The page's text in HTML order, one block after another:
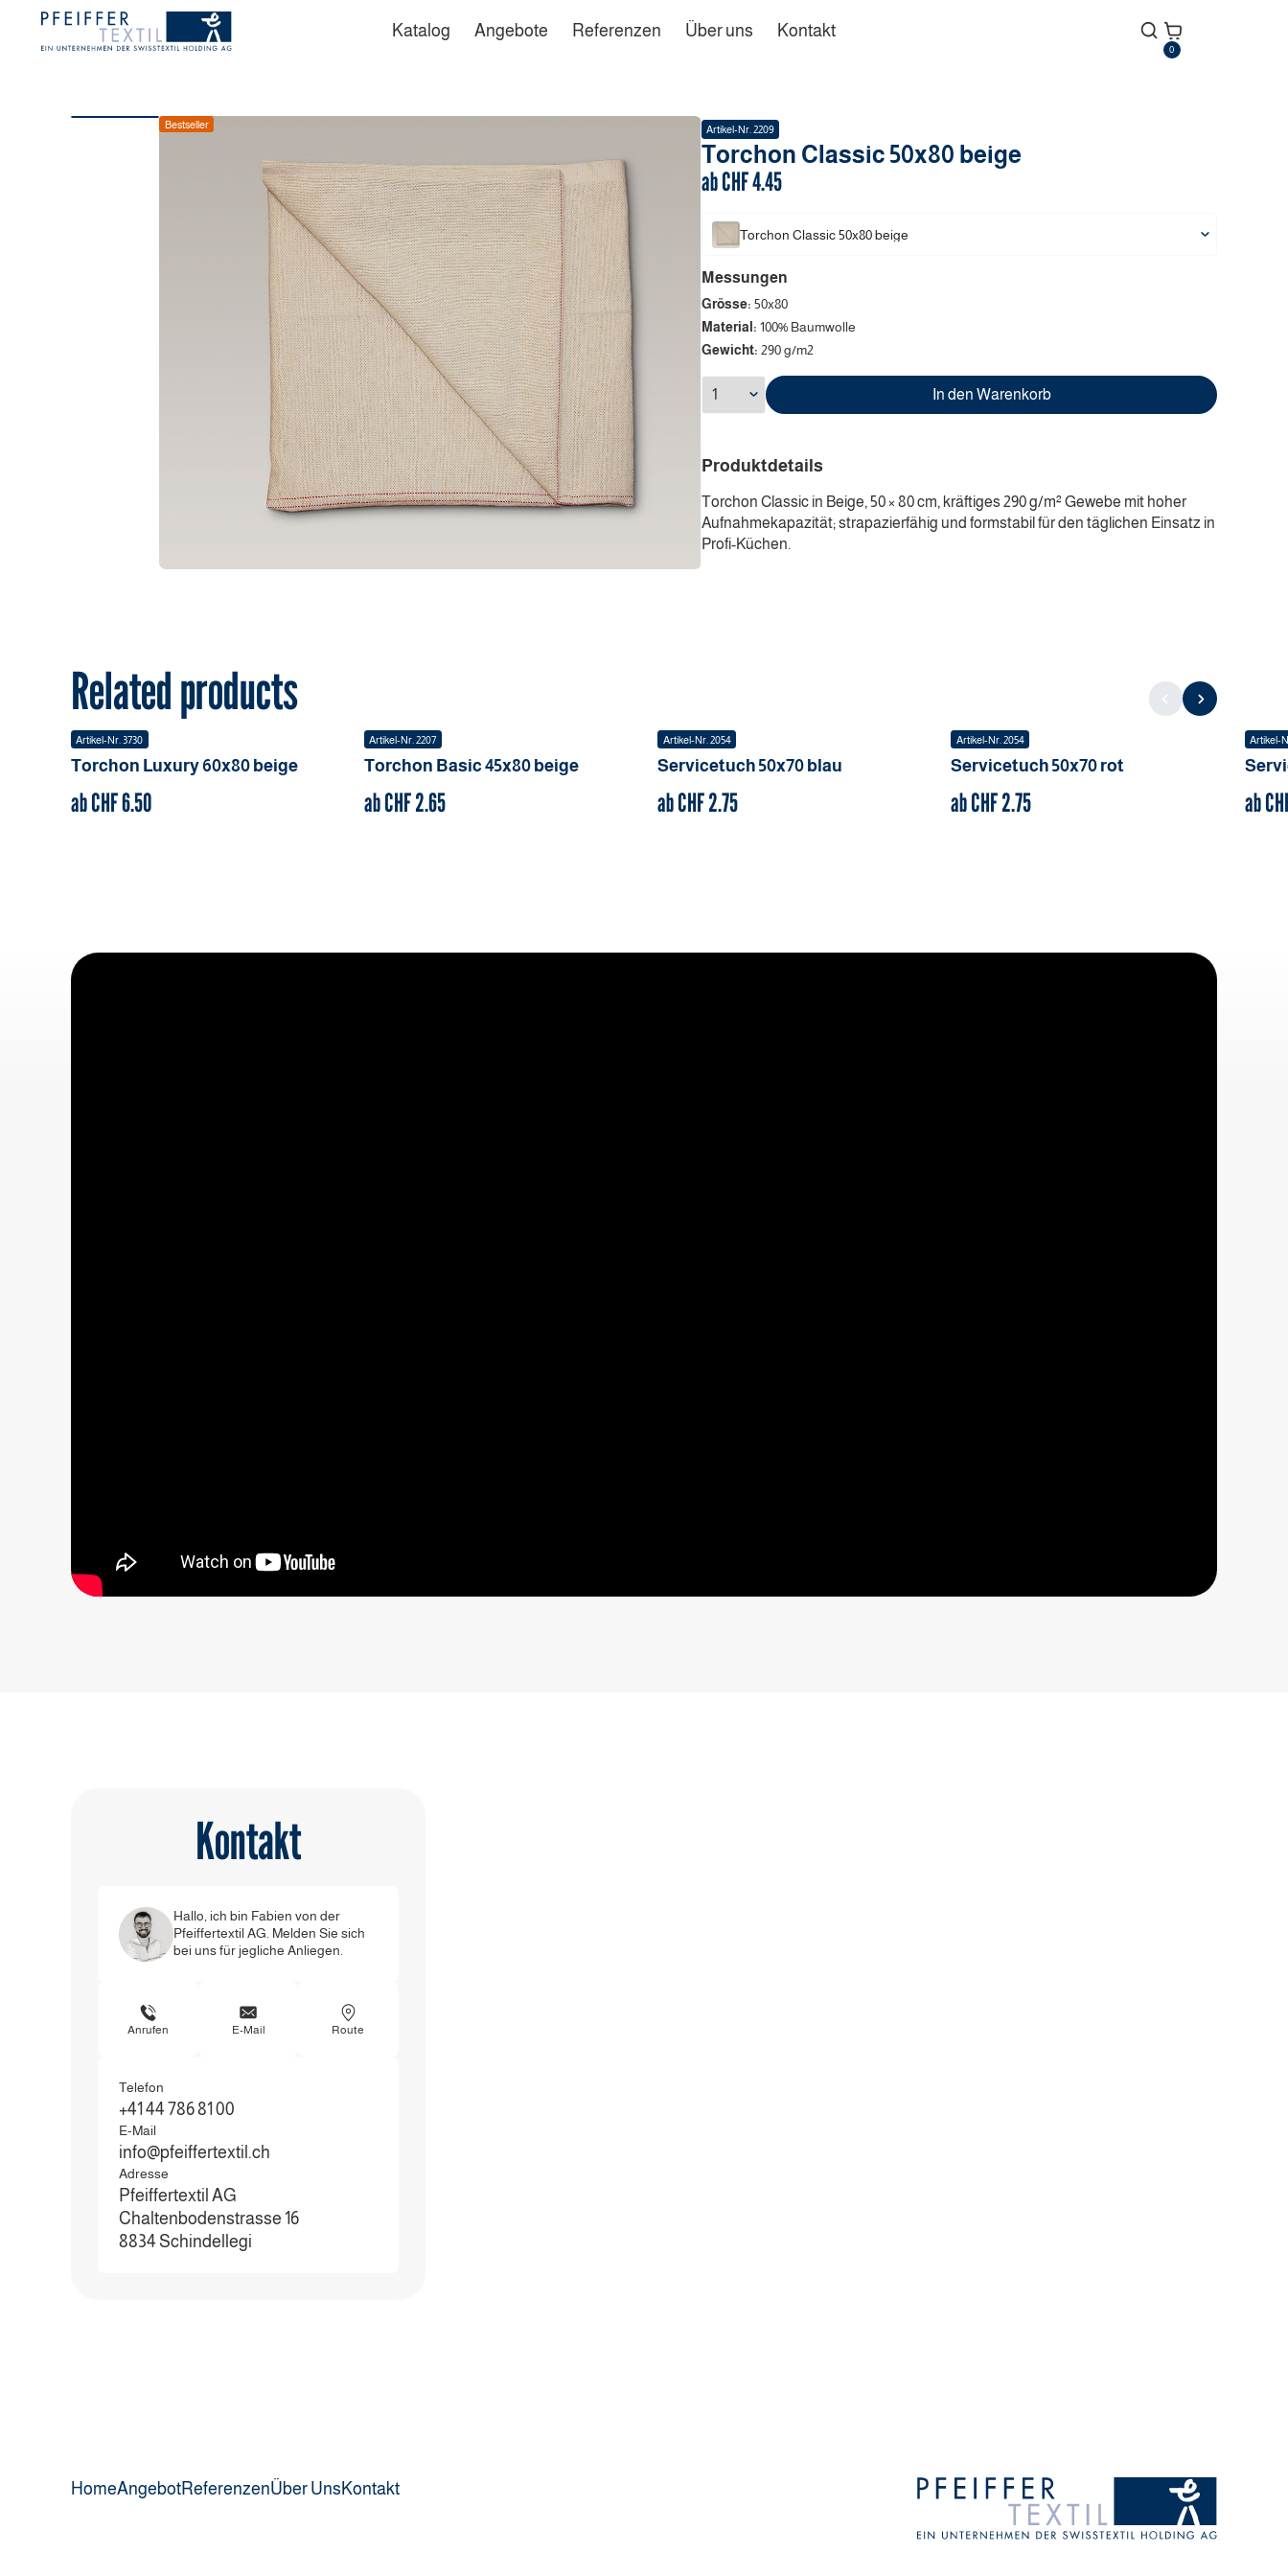
Katalog Angebote Referenzen Über uns Kontakt
0
Bestseller Artikel-Nr.2209
Torchon Classic 50x80 beige
ab CHF4.45
Torchon Classic50x80beige
Messungen
Grösse: 50x80
Material: 100% Baumwolle
Gewicht: 290 g/m2
In den Warenkorb
Produktdetails
Torchon Classic in Beige, 50 × 80 cm, kräftiges 290 g/m² Gewebe mit hoher
Aufnahmekapazität; strapazierfähig und formstabil für den täglichen Einsatz in
Profi-Küchen.
Related products
Artikel-Nr. 3730
Torchon Luxury 60x80 beige
ab CHF6.50
Artikel-Nr.2207
Torchon Basic 45x80 beige
ab CHF2.65
Artikel-Nr. 2054
Servicetuch 50x70 blau
ab CHF2.75
Artikel-Nr. 2054
Servicetuch 50x70 rot
ab CHF2.75
Artikel-
ab
Kontakt
Hallo, ich bin Fabien von der
Pfeiffertextil AG. Melden Sie sich
bei uns für jegliche Anliegen.
Anrufen E-Mail Route
Telefon
+41 44 786 81 00
E-Mail
info@pfeiffertextil.ch
Adresse
Pfeiffertextil AG
Chaltenbodenstrasse 16
8834 Schindellegi
HomeAngebotReferenzenÜber Uns Kontakt